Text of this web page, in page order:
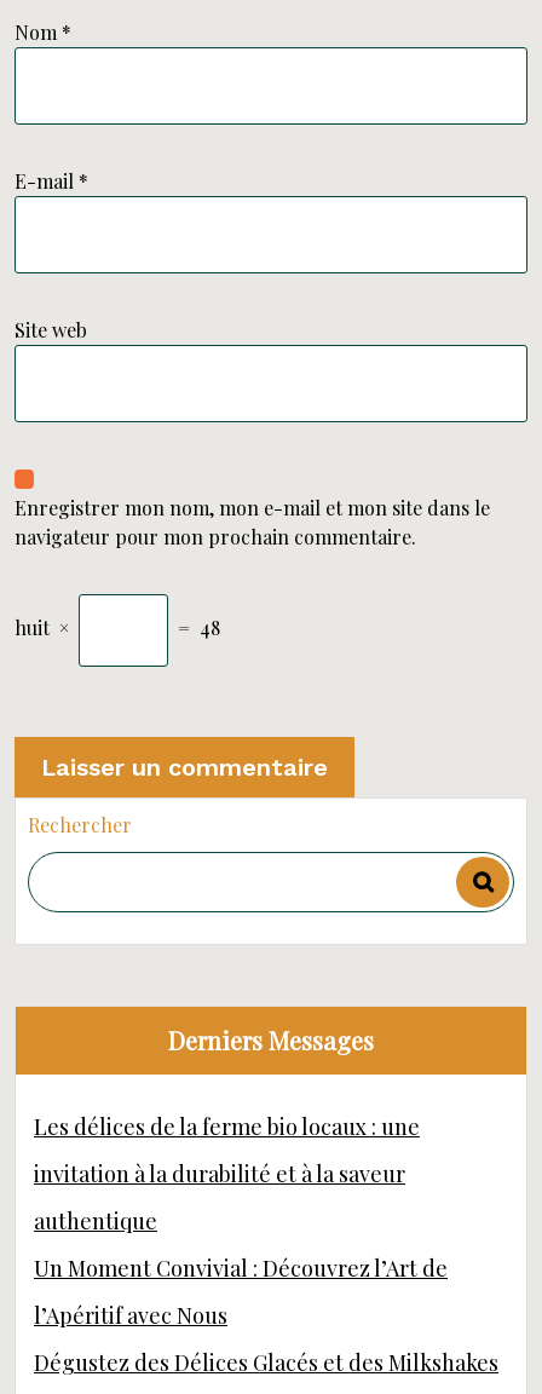
Nom *
E-mail *
Site web
Enregistrer mon nom, mon e-mail et mon site dans le
navigateur pour mon prochain commentaire.
huit × = 48
Rechercher
Derniers Messages
Les délices de la ferme bio locaux : une
invitation à la durabilité et à la saveur
authentique
Un Moment Convivial : Découvrez l’Art de
l’Apéritif avec Nous
Dégustez des Délices Glacés et des Milkshakes